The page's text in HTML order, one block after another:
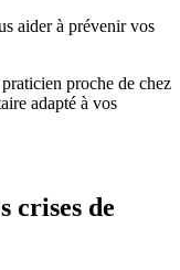
aider à prévenir vos
proche de chez
adapté à vos
crises de